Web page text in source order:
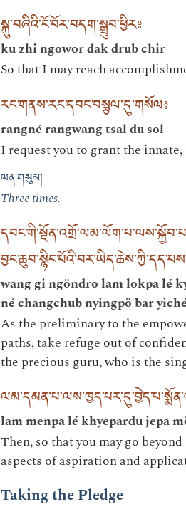
སྐུ་བཞིའི་ངོ་བོར་བདག་སྒྲུབ་ཕྱིར༔
ku zhi ngowor dak drub chir
So that I may reach
རང་གནས་རང་དབང་བསྩལ་དུ་གསོལ༔
rangné rangwang tsal du sol
I request you to grant the
ལན་གསུམ།
Three times.
wang gi ngöndro lam lokpa lé
né changchub nyingpö bar
As the preliminary to the
paths, take refuge out of
the precious guru, who is the
lam menpa lé khyepardu jepa
Then, so that you may go
aspects of aspiration and
Taking the Pledge